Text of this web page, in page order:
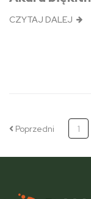
CZYTAJ DALEJ
Poprzedni 1